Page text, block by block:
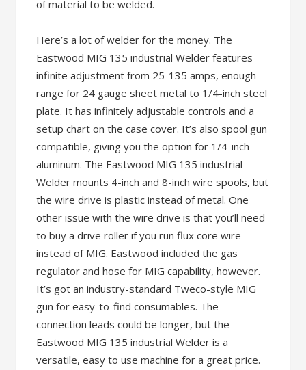
of material to be welded.
Here’s a lot of welder for the money. The
Eastwood MIG 135 industrial Welder features
infinite adjustment from 25-135 amps, enough
range for 24 gauge sheet metal to 1/4-inch steel
plate. It has infinitely adjustable controls and a
setup chart on the case cover. It’s also spool gun
compatible, giving you the option for 1/4-inch
aluminum. The Eastwood MIG 135 industrial
Welder mounts 4-inch and 8-inch wire spools, but
the wire drive is plastic instead of metal. One
other issue with the wire drive is that you’ll need
to buy a drive roller if you run flux core wire
instead of MIG. Eastwood included the gas
regulator and hose for MIG capability, however.
It’s got an industry-standard Tweco-style MIG
gun for easy-to-find consumables. The
connection leads could be longer, but the
Eastwood MIG 135 industrial Welder is a
versatile, easy to use machine for a great price.